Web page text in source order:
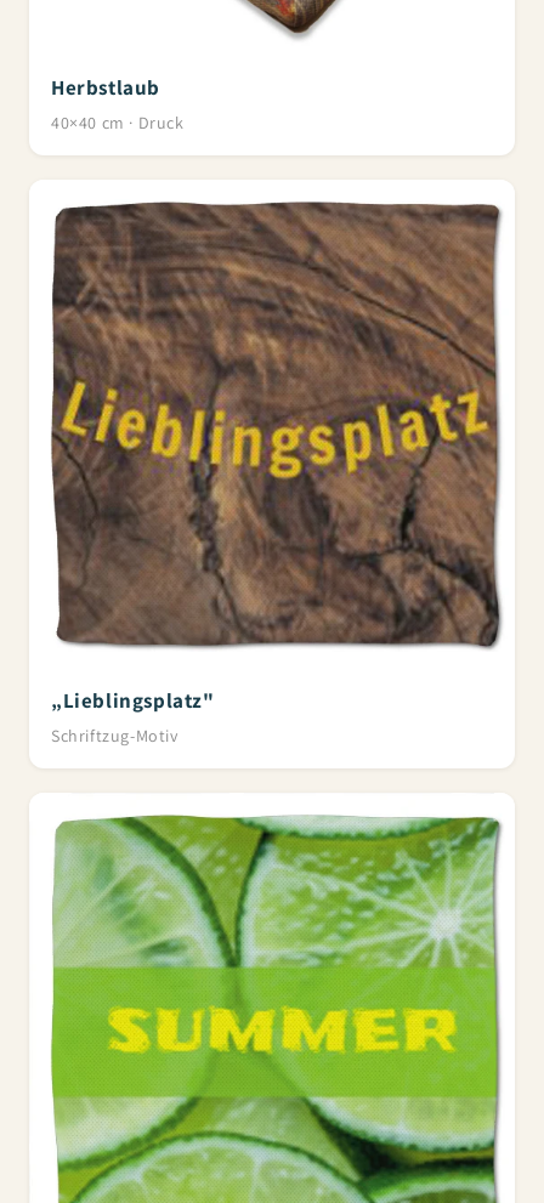
Herbstlaub
40×40 cm · Druck
„Lieblingsplatz"
Schriftzug-Motiv